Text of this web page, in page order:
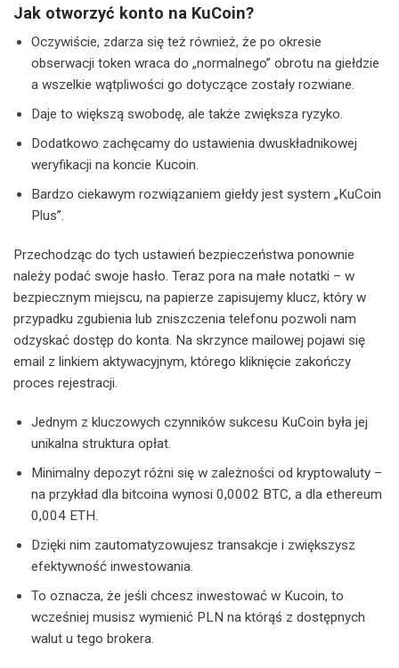
Jak otworzyć konto na KuCoin?
Oczywiście, zdarza się też również, że po okresie
obserwacji token wraca do „normalnego” obrotu na giełdzie
a wszelkie wątpliwości go dotyczące zostały rozwiane.
Daje to większą swobodę, ale także zwiększa ryzyko.
Dodatkowo zachęcamy do ustawienia dwuskładnikowej
weryfikacji na koncie Kucoin.
Bardzo ciekawym rozwiązaniem giełdy jest system „KuCoin
Plus”.
Przechodząc do tych ustawień bezpieczeństwa ponownie
należy podać swoje hasło. Teraz pora na małe notatki – w
bezpiecznym miejscu, na papierze zapisujemy klucz, który w
przypadku zgubienia lub zniszczenia telefonu pozwoli nam
odzyskać dostęp do konta. Na skrzynce mailowej pojawi się
email z linkiem aktywacyjnym, którego kliknięcie zakończy
proces rejestracji.
Jednym z kluczowych czynników sukcesu KuCoin była jej
unikalna struktura opłat.
Minimalny depozyt różni się w zależności od kryptowaluty –
na przykład dla bitcoina wynosi 0,0002 BTC, a dla ethereum
0,004 ETH.
Dzięki nim zautomatyzowujesz transakcje i zwiększysz
efektywność inwestowania.
To oznacza, że jeśli chcesz inwestować w Kucoin, to
wcześniej musisz wymienić PLN na którąś z dostępnych
walut u tego brokera.